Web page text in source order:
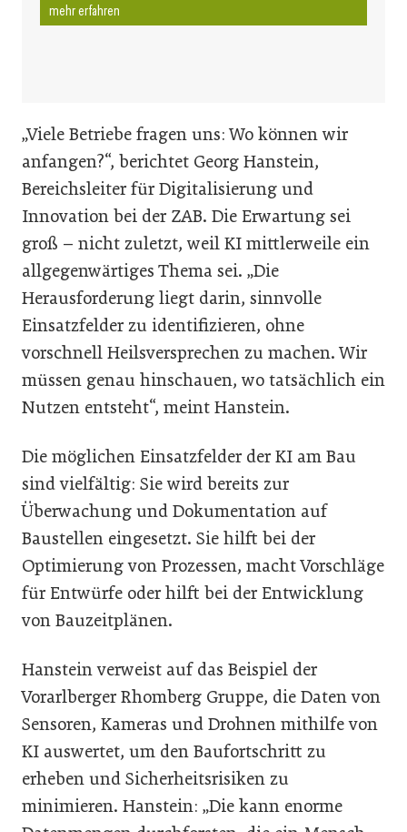
mehr erfahren
„Viele Betriebe fragen uns: Wo können wir
anfangen?“, berichtet Georg Hanstein,
Bereichsleiter für Digitalisierung und
Innovation bei der ZAB. Die Erwartung sei
groß – nicht zuletzt, weil KI mittlerweile ein
allgegenwärtiges Thema sei. „Die
Herausforderung liegt darin, sinnvolle
Einsatzfelder zu identifizieren, ohne
vorschnell Heilsversprechen zu machen. Wir
müssen genau hinschauen, wo tatsächlich ein
Nutzen entsteht“, meint Hanstein.
Die möglichen Einsatzfelder der KI am Bau
sind vielfältig: Sie wird bereits zur
Überwachung und Dokumentation auf
Baustellen eingesetzt. Sie hilft bei der
Optimierung von Prozessen, macht Vorschläge
für Entwürfe oder hilft bei der Entwicklung
von Bauzeitplänen.
Hanstein verweist auf das Beispiel der
Vorarlberger Rhomberg Gruppe, die Daten von
Sensoren, Kameras und Drohnen mithilfe von
KI auswertet, um den Baufortschritt zu
erheben und Sicherheitsrisiken zu
minimieren. Hanstein: „Die kann enorme